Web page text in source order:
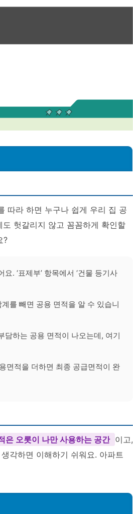
따라 하면 누구나 쉽게 우리 집 공
헛갈리지 않고 꼼꼼하게 확인할
?
. ‘표제부’ 항목에서 ‘건물 등기사
를 빼면 공용 면적을 알 수 있습니
담하는 공용 면적이 나오는데, 여기
면적을 더하면 최종 공급면적이 완
은 오롯이 나만 사용하는 공간 이고,
각하면 이해하기 쉬워요. 아파트